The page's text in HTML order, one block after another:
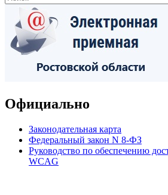
Официально
Законодательная карта
Федеральный закон N 8-ФЗ
Руководство по обеспечению
WCAG